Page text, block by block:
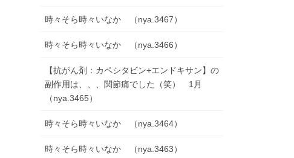
時々そら時々いなか （nya.3467）
時々そら時々いなか （nya.3466）
【抗がん剤：カペシタビン+エンドキサン】の
副作用は、、、関節痛でした（笑） 1月
（nya.3465）
時々そら時々いなか （nya.3464）
時々そら時々いなか （nya.3463）